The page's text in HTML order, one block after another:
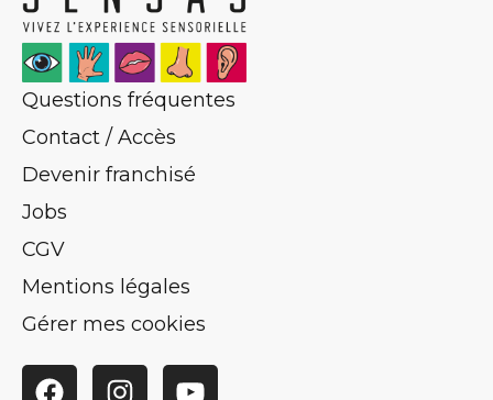
Questions fréquentes
Contact / Accès
Devenir franchisé
Jobs
CGV
Mentions légales
Gérer mes cookies
FacebookInstagramYouTube